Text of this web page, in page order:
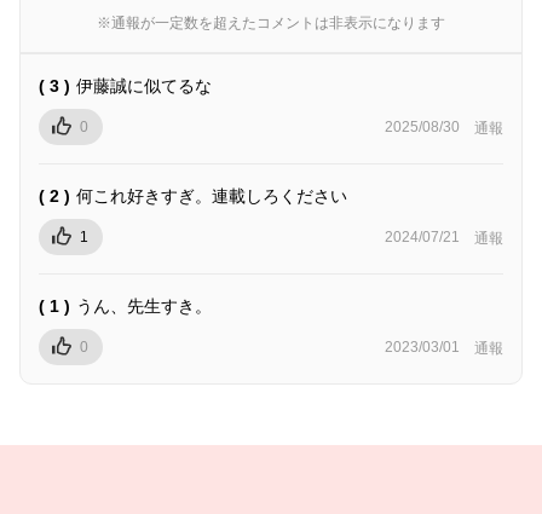
※通報が一定数を超えたコメントは非表示になります
( 3 ) 伊藤誠に似てるな
0 2025/08/30 通報
( 2 ) 何これ好きすぎ。連載しろください
1 2024/07/21 通報
( 1 ) うん、先生すき。
0 2023/03/01 通報